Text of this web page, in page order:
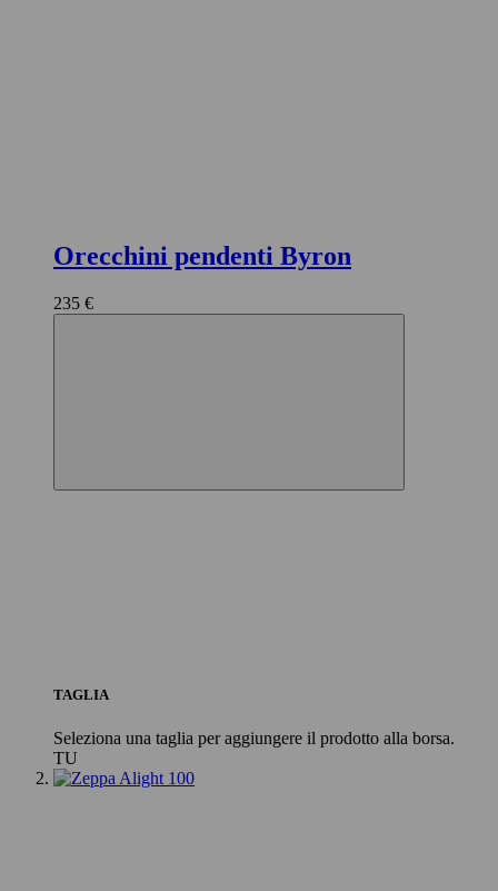
Orecchini pendenti Byron
235 €
TAGLIA
Seleziona una taglia per aggiungere il prodotto alla borsa.
TU